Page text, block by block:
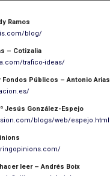
Ramos
blog/
– Cotizalia
trafico-ideas/
Fondos Públicos – Antonio Arias
Jesús González-Espejo
blogs/web/espejo.html
leer – Andrés Boix